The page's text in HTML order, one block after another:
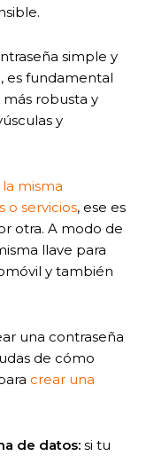
simple y
es fundamental
robusta y
y
la misma
o servicios, ese es
otra. A modo de
llave para
y también
una contraseña
de cómo
crear una
de datos: si tu